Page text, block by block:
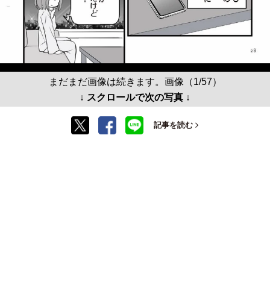
まだまだ画像は続きます。画像（1/57）
↓ スクロールで次の写真 ↓
記事を読む